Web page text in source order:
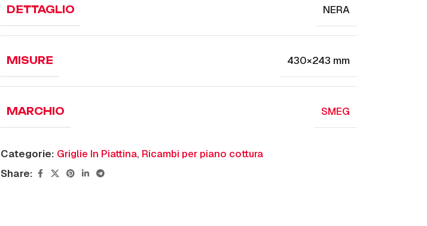
DETTAGLIO NERA
MISURE 430×243 mm
MARCHIO SMEG
Categorie: Griglie In Piattina, Ricambi per piano cottura
Share: